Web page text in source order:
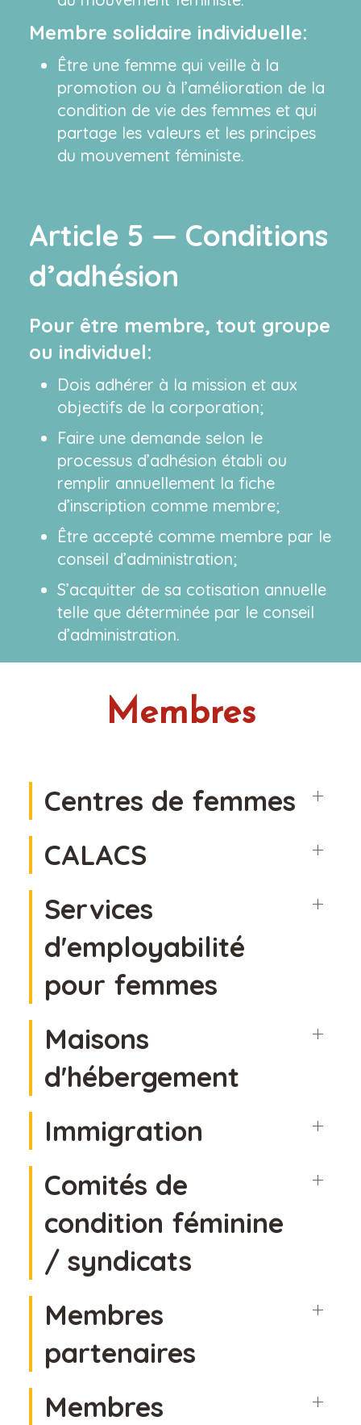
Membre solidaire individuelle:
Être une femme qui veille à la
promotion ou à l’amélioration de la
condition de vie des femmes et qui
partage les valeurs et les principes
du mouvement féministe.
Article 5 — Conditions
d’adhésion
Pour être membre, tout groupe
ou individuel:
Dois adhérer à la mission et aux
objectifs de la corporation;
Faire une demande selon le
processus d’adhésion établi ou
remplir annuellement la fiche
d’inscription comme membre;
Être accepté comme membre par le
conseil d’administration;
S’acquitter de sa cotisation annuelle
telle que déterminée par le conseil
d’administration.
Membres
Centres de femmes
CALACS
Services
d'employabilité
pour femmes
Maisons
d'hébergement
Immigration
Comités de
condition féminine
/ syndicats
Membres
partenaires
Membres